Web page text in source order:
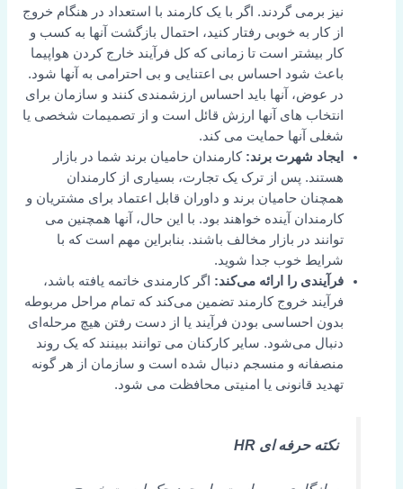
نیز برمی گردند. اگر با یک کارمند با استعداد در هنگام خروج
از کار به خوبی رفتار کنید، احتمال بازگشت آنها به کسب و
کار بیشتر است تا زمانی که کل فرآیند خارج کردن هواپیما
باعث شود احساس بی اعتنایی و بی احترامی به آنها شود.
در عوض، آنها باید احساس ارزشمندی کنند و سازمان برای
انتخاب های آنها ارزش قائل است و از تصمیمات شخصی یا
شغلی آنها حمایت می کند.
ایجاد شهرت برند: کارمندان حامیان برند شما در بازار
هستند. پس از ترک یک تجارت، بسیاری از کارمندان
همچنان حامیان برند و داوران قابل اعتماد برای مشتریان و
کارمندان آینده خواهند بود. با این حال، آنها همچنین می
توانند در بازار مخالف باشند. بنابراین مهم است که با
شرایط خوب جدا شوید.
فرآیندی را ارائه می‌کند: اگر کارمندی خاتمه یافته باشد،
فرآیند خروج کارمند تضمین می‌کند که تمام مراحل مربوطه
بدون احساسی بودن فرآیند یا از دست رفتن هیچ مرحله‌ای
دنبال می‌شود. سایر کارکنان می توانند ببینند که یک روند
منصفانه و منسجم دنبال شده است و سازمان از هر گونه
تهدید قانونی یا امنیتی محافظت می شود.
نکته حرفه ای HR